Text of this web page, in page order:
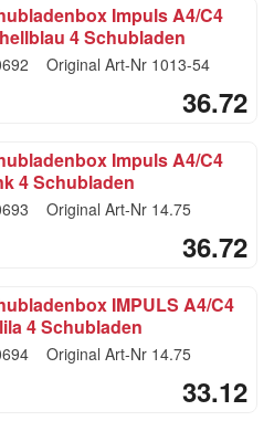
Impuls A4/C4
4 Schubladen
Original Art-Nr 1013-54
36.72
Impuls A4/C4
4 Schubladen
Original Art-Nr 14.75
36.72
IMPULS A4/C4
4 Schubladen
Original Art-Nr 14.75
33.12